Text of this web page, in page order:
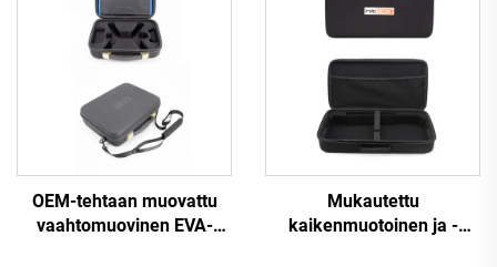
tarkoitettuun käyttöön
OEM-tehtaan muovattu
vaahtomuovinen EVA-
Mukautettu
kaikenmuotoinen ja -